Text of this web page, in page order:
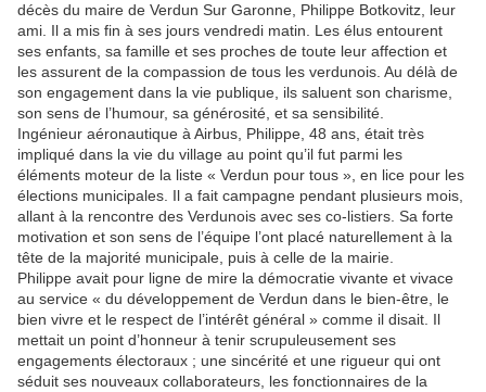
décès du maire de Verdun Sur Garonne, Philippe Botkovitz, leur
ami. Il a mis fin à ses jours vendredi matin. Les élus entourent
ses enfants, sa famille et ses proches de toute leur affection et
les assurent de la compassion de tous les verdunois. Au délà de
son engagement dans la vie publique, ils saluent son charisme,
son sens de l’humour, sa générosité, et sa sensibilité.
Ingénieur aéronautique à Airbus, Philippe, 48 ans, était très
impliqué dans la vie du village au point qu’il fut parmi les
éléments moteur de la liste « Verdun pour tous », en lice pour les
élections municipales. Il a fait campagne pendant plusieurs mois,
allant à la rencontre des Verdunois avec ses co-listiers. Sa forte
motivation et son sens de l’équipe l’ont placé naturellement à la
tête de la majorité municipale, puis à celle de la mairie.
Philippe avait pour ligne de mire la démocratie vivante et vivace
au service « du développement de Verdun dans le bien-être, le
bien vivre et le respect de l’intérêt général » comme il disait. Il
mettait un point d’honneur à tenir scrupuleusement ses
engagements électoraux ; une sincérité et une rigueur qui ont
séduit ses nouveaux collaborateurs, les fonctionnaires de la